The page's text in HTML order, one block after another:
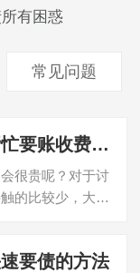
有困惑
常见问题
常州湖州讨债公司帮忙要账收费会不会很高
很贵呢？对于讨
的比较少，大家
要债的方法